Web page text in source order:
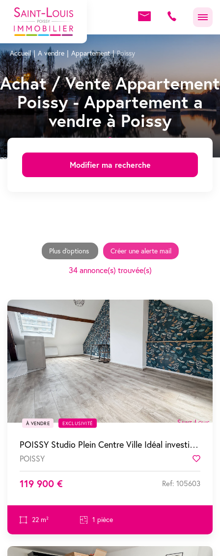
Accueil A vendre Appartement Poissy
Modifier ma recherche
Achat / Vente Appartement
Poissy - Appartement a
vendre à Poissy
Sur notre site consultez les annonces immobilière de Appartement à vendre Poissy.
Trouvez votre Appartement sur Poissy grâce aux annonces immobilières de SAINT-
LOUIS POISSY IMMOBILIER.
Location Appartement Poissy Immobilier Poissy
34 annonce(s) trouvée(s)
Plus d'options Créer une alerte mail
SOUS COMPROMIS
À VENDRE EXCLUSIVITÉ
POISSY Studio Plein Centre Ville Idéal investisseur ou premier achat !
POISSY
119 900 € Ref: 105603
22 m² 1 pièce